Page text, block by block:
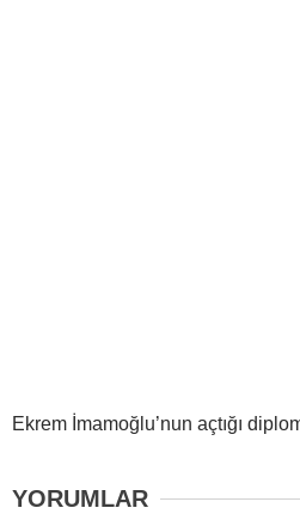
Ekrem İmamoğlu’nun açtığı
YORUMLAR